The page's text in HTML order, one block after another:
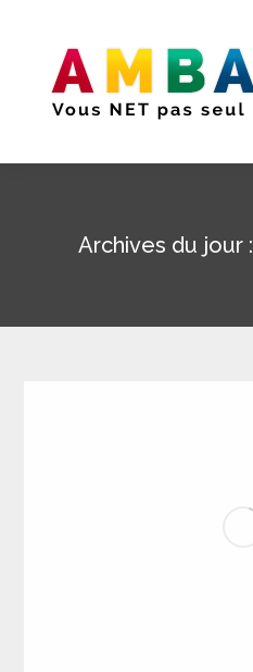
Archives du jour :